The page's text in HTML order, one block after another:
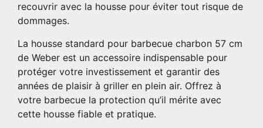
recouvrir avec la housse pour éviter tout risque de
dommages.
La housse standard pour barbecue charbon 57 cm
de Weber est un accessoire indispensable pour
protéger votre investissement et garantir des
années de plaisir à griller en plein air. Offrez à
votre barbecue la protection qu’il mérite avec
cette housse fiable et pratique.